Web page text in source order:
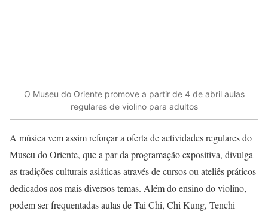
O Museu do Oriente promove a partir de 4 de abril aulas
regulares de violino para adultos
A música vem assim reforçar a oferta de actividades regulares do
Museu do Oriente, que a par da programação expositiva, divulga
as tradições culturais asiáticas através de cursos ou ateliês práticos
dedicados aos mais diversos temas. Além do ensino do violino,
podem ser frequentadas aulas de Tai Chi, Chi Kung, Tenchi